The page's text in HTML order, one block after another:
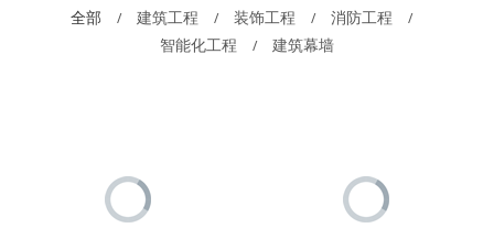
全部 / 建筑工程 / 装饰工程 / 消防工程 /
智能化工程 / 建筑幕墙